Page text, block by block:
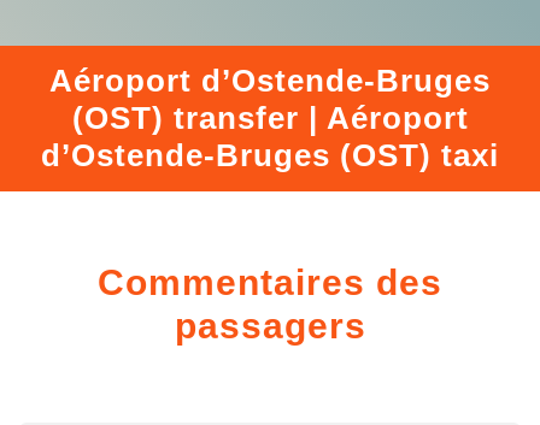
Aéroport d’Ostende-Bruges
(OST) transfer | Aéroport
d’Ostende-Bruges (OST) taxi
Commentaires des
passagers